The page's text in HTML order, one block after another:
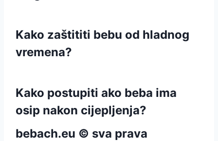
Kako zaštititi bebu od hladnog
vremena?
Kako postupiti ako beba ima
osip nakon cijepljenja?
bebach.eu © sva prava